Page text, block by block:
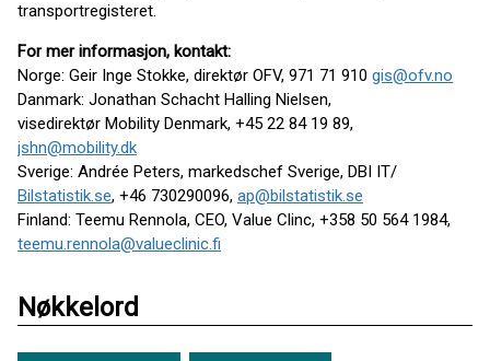
transportregisteret.
For mer informasjon, kontakt:
Norge: Geir Inge Stokke, direktør OFV, 971 71 910 gis@ofv.no
Danmark: Jonathan Schacht Halling Nielsen,
visedirektør Mobility Denmark, +45 22 84 19 89,
jshn@mobility.dk
Sverige: Andrée Peters, markedschef Sverige, DBI IT/
Bilstatistik.se, +46 730290096, ap@bilstatistik.se
Finland: Teemu Rennola, CEO, Value Clinc, +358 50 564 1984,
teemu.rennola@valueclinic.fi
Nøkkelord